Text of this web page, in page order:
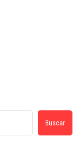
Buscar